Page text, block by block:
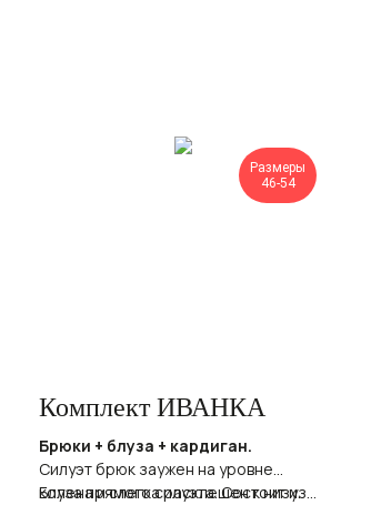
Размеры
46-54
Комплект ИВАНКА
Брюки + блуза + кардиган.
Силуэт брюк заужен на уровне
колена и слегка расклешен к низу.
Блуза прямого силуэта. Состоит из